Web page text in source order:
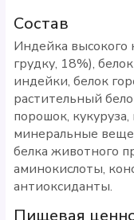
Состав
Индейка высокого
грудку, 18%),
индейки, белок
растительный
порошок,
минеральные
белка животного
аминокислоты,
антиоксиданты.
Пищевая